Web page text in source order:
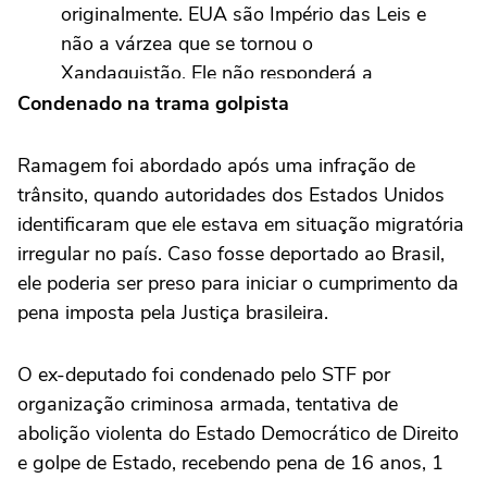
originalmente. EUA são Império das Leis e
não a várzea que se tornou o
Xandaquistão. Ele não responderá a
nenhum processo criminal.
— Paulo Figueiredo (8) (@pfigueiredo08)
April 15, 2026
Condenado na trama golpista
Ramagem foi abordado após uma infração de
trânsito, quando autoridades dos Estados Unidos
identificaram que ele estava em situação migratória
irregular no país. Caso fosse deportado ao Brasil,
ele poderia ser preso para iniciar o cumprimento da
pena imposta pela Justiça brasileira.
O ex-deputado foi condenado pelo STF por
organização criminosa armada, tentativa de
abolição violenta do Estado Democrático de Direito
e golpe de Estado, recebendo pena de 16 anos, 1